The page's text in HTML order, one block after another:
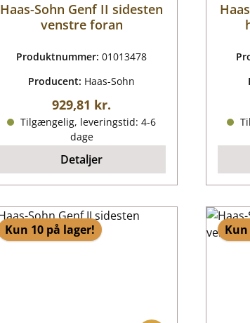
Haas-Sohn Genf II sidesten
venstre foran
Produktnummer:01013478
Producent: Haas-Sohn
Almindelig pris:
929,81 kr.
Tilgængelig, leveringstid: 4-6
dage
Detaljer
Kun 10 på lager! Kun